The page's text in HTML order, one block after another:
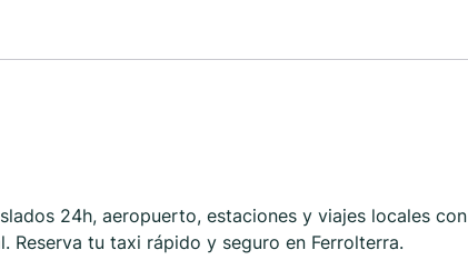
24h, aeropuerto, estaciones y viajes locales con
tu taxi rápido y seguro en Ferrolterra.